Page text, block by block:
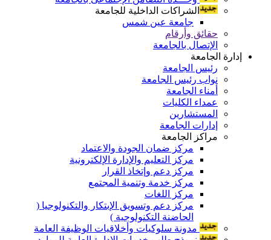
الشراكات الداخلية للجامعة
جامعة عين شمس
حقائق وأرقام
الإتصال بالجامعة
إدارة الجامعة
رئيس الجامعة
نواب رئيس الجامعة
أمناء الجامعة
عمداء الكليات
المستشارين
إدارات الجامعة
مراكز الجامعة
مركز ضمان الجودة والاعتماد
مركز التعليم والإدارة الإلكترونية
مركز دعم وإتخاذ القرار
مركز خدمة وتنمية المجتمع
مركز اللغات
مركز دعم وتسويق الإبتكار والتكنولوجيا (
الحاضنة التكنولوجية )
مدونة سلوكيات وأخلاقيات الوظيفة العامة